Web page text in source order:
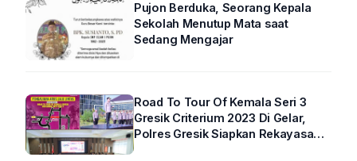
Pujon Berduka, Seorang Kepala
Sekolah Menutup Mata saat
Sedang Mengajar
Road To Tour Of Kemala Seri 3
Gresik Criterium 2023 Di Gelar,
Polres Gresik Siapkan Rekayasa